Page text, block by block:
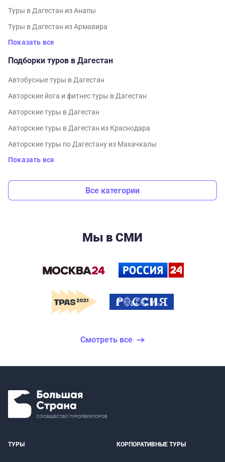
Туры в Дагестан из Анапы
Туры в Дагестан из Армавира
Показать все
Подборки туров в Дагестан
Автобусные туры в Дагестан
Авторские йога и фитнес туры в Дагестан
Авторские туры в Дагестан
Авторские туры в Дагестан из Краснодара
Авторские туры по Дагестану из Махачкалы
Показать все
Все категории
Мы в СМИ
Смотреть все
ТУРЫ КОРПОРАТИВНЫЕ ТУРЫ